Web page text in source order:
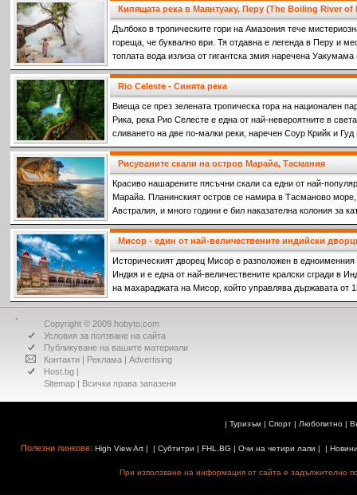
Кипящата река в Маянтуаку, Перу (The Boiling River of
Дълбоко в тропическите гори на Амазония тече
гореща, че буквално ври. Тя отдавна е легенда в Перу и
топлата вода излиза от гигантска змия наречена
водите.
Rio Celeste - Синята река
Виеща се през зелената тропическа гора на национален
Рика, река Рио Селесте е една от най-невероятните в
сливането на две по-малки реки, наречен Соур Крийк и
на двете напълно прозрачни реки се срещат, се образува
Рисуваните скали на остров Марайа, Тасмания
Красиво нашарените пясъчни скали са едни от най-
Марайа. Планинският остров се намира в Тасманово
Австралия, и много години е бил наказателна колония за
престъпления срещу френските колонизатори.
Мисор - един от най-величествените индийски
Историческият дворец Мисор е разположен в
Индия и е една от най-величествените кралски сгради в
на махараджата на Мисор, който управлява държавата от
Copyright © 2009 hobyto.com
Условия за ползване на сайта
Публикуване на вашите материали
Контакти | Реклама | Advertising
Host.bg |
Sitemap | Всички права запазени
| Туризъм| Спорт| Любопитно|
Полезни линкове: High View Art| | Субтитри | FHL.BG | Очи на четири лапи | |
При използване на информация от сайта е задължително